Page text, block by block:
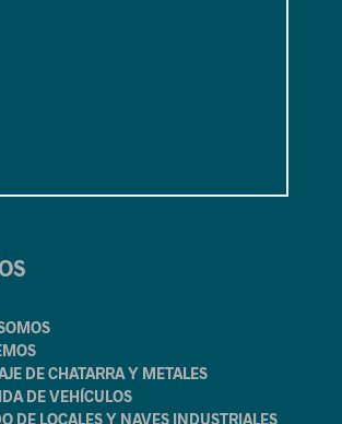
DE CHATARRA Y METALES
DE VEHÍCULOS
DE LOCALES Y NAVES INDUSTRIALES